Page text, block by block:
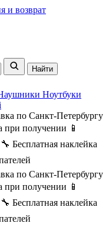
и возврат
Найти
Ноутбуки
по Санкт-Петербургу
при получении 📱
🔧 Бесплатная наклейка
по Санкт-Петербургу
при получении 📱
🔧 Бесплатная наклейка